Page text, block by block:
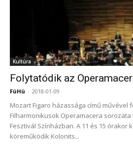
Kultúra
Folytatódik az
FüHü - 2018-01-09
Mozart Figaro házassága című művével
Filharmonikusok Operamacera
Fesztivál Színházban. A 11 és 15 órakor
köreműködik Kolonits...